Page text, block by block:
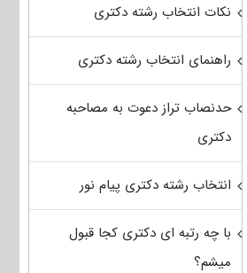
نکات انتخاب رشته دکتری
راهنمای انتخاب رشته دکتری
حدنصاب تراز دعوت به مصاحبه
دکتری
انتخاب رشته دکتری پیام نور
با چه رتبه ای دکتری کجا قبول
میشم؟